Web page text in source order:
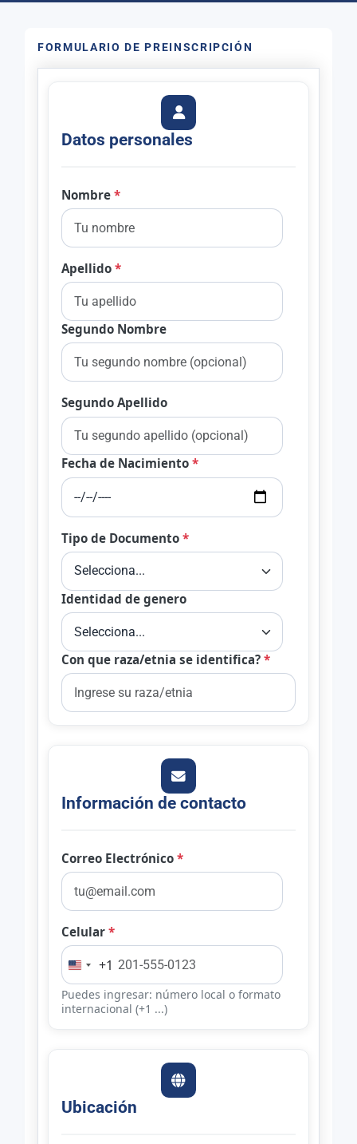
FORMULARIO DE PREINSCRIPCIÓN
Datos personales
Nombre*
Apellido*
Segundo Nombre
Segundo Apellido
Fecha de Nacimiento*
Tipo de Documento*
Identidad de genero
Con que raza/etnia se identifica?*
Información de contacto
Correo Electrónico*
Celular*
+1
Puedes ingresar: número local o formato
internacional (+1 ...)
Ubicación